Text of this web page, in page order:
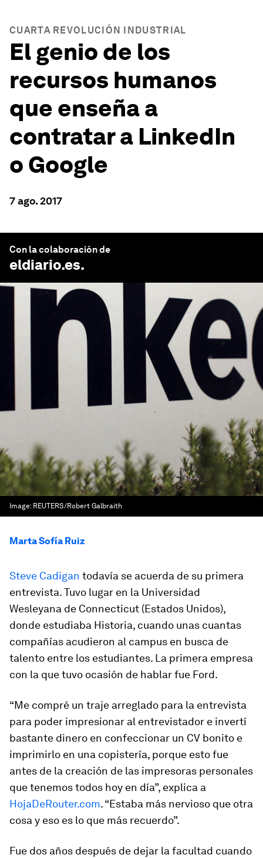
CUARTA REVOLUCIÓN INDUSTRIAL
El genio de los
recursos humanos
que enseña a
contratar a LinkedIn
o Google
7 ago. 2017
Con la colaboración de
eldiario.es.
Image: REUTERS/Robert Galbraith
Marta Sofía Ruiz
Steve Cadigan todavía se acuerda de su primera
entrevista. Tuvo lugar en la Universidad
Wesleyana de Connecticut (Estados Unidos),
donde estudiaba Historia, cuando unas cuantas
compañías acudieron al campus en busca de
talento entre los estudiantes. La primera empresa
con la que tuvo ocasión de hablar fue Ford.
“Me compré un traje arreglado para la entrevista
para poder impresionar al entrevistador e invertí
bastante dinero en confeccionar un CV bonito e
imprimirlo en una copistería, porque esto fue
antes de la creación de las impresoras personales
que tenemos todos hoy en día”, explica a
HojaDeRouter.com. “Estaba más nervioso que otra
cosa y eso es lo que más recuerdo”.
Fue dos años después de dejar la facultad cuando